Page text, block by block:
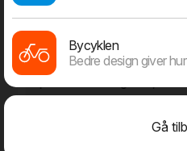
69
Gennemsnitslig dværge alder
Bycyklen
Bedre design giver
Gå